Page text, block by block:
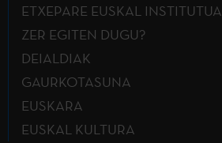
ETXEPARE EUSKAL INSTITUTUA
ZER EGITEN DUGU?
DEIALDIAK
GAURKOTASUNA
EUSKARA
EUSKAL KULTURA